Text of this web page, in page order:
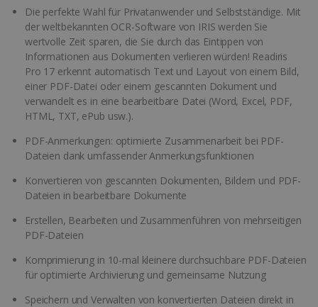
Die perfekte Wahl für Privatanwender und Selbstständige. Mit
der weltbekannten OCR-Software von IRIS werden Sie
wertvolle Zeit sparen, die Sie durch das Eintippen von
Informationen aus Dokumenten verlieren würden! Readiris
Pro 17 erkennt automatisch Text und Layout von einem Bild,
einer PDF-Datei oder einem gescannten Dokument und
verwandelt es in eine bearbeitbare Datei (Word, Excel, PDF,
HTML, TXT, ePub usw.).
PDF-Anmerkungen: optimierte Zusammenarbeit bei PDF-
Dateien dank umfassender Anmerkungsfunktionen
Konvertieren von gescannten Dokumenten, Bildern und PDF-
Dateien in bearbeitbare Dokumente
Erstellen, Bearbeiten und Zusammenführen von mehrseitigen
PDF-Dateien
Komprimierung in 10-mal kleinere durchsuchbare PDF-Dateien
für optimierte Archivierung und gemeinsame Nutzung
Speichern und Verwalten von konvertierten Dateien direkt in